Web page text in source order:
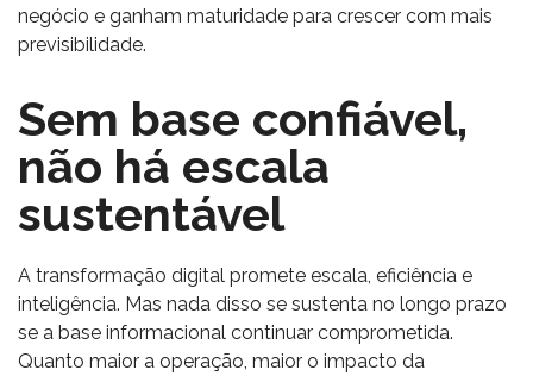
negócio e ganham maturidade para crescer com mais
previsibilidade.
Sem base confiável,
não há escala
sustentável
A transformação digital promete escala, eficiência e
inteligência. Mas nada disso se sustenta no longo prazo
se a base informacional continuar comprometida.
Quanto maior a operação, maior o impacto da